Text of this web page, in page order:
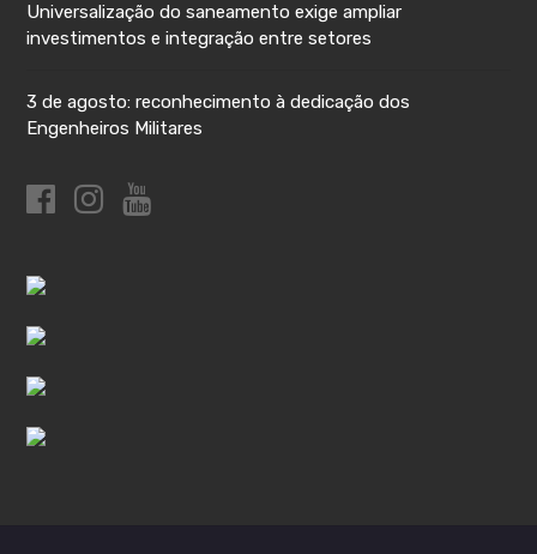
Universalização do saneamento exige ampliar
investimentos e integração entre setores
3 de agosto: reconhecimento à dedicação dos
Engenheiros Militares